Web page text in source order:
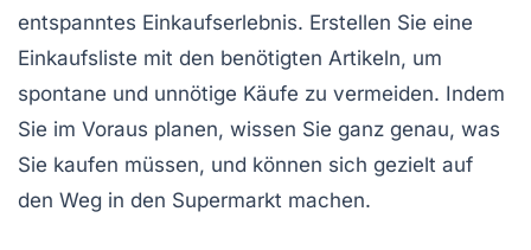
entspanntes Einkaufserlebnis. Erstellen Sie eine
Einkaufsliste mit den benötigten Artikeln, um
spontane und unnötige Käufe zu vermeiden. Indem
Sie im Voraus planen, wissen Sie ganz genau, was
Sie kaufen müssen, und können sich gezielt auf
den Weg in den Supermarkt machen.